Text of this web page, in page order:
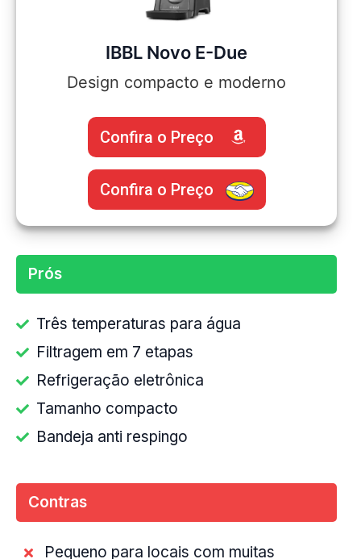
IBBL Novo E-Due
Design compacto e moderno
Confira o Preço
Confira o Preço
Prós
Três temperaturas para água
Filtragem em 7 etapas
Refrigeração eletrônica
Tamanho compacto
Bandeja anti respingo
Contras
Pequeno para locais com muitas